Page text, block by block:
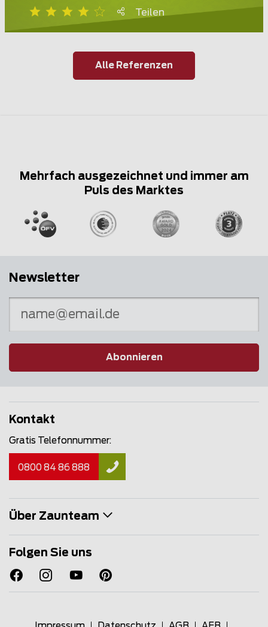
Teilen
Alle Referenzen
Mehrfach ausgezeichnet und immer am
Puls des Marktes
Newsletter
Abonnieren
Kontakt
Gratis Telefonnummer:
0800 84 86 888
Über Zaunteam
Folgen Sie uns